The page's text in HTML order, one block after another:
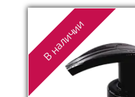
В наличии